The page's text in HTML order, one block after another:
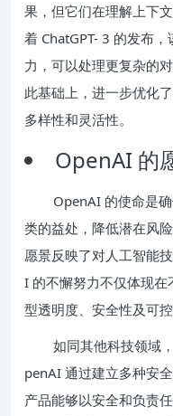
果，但它们在理解上下
着 ChatGPT- 3 的发布
力，可以处理更复杂的
此基础上，进一步优化
多样性和灵活性。
OpenAI 的
OpenAI 的使命是
类的益处，降低潜在风
愿景反映了对人工智能
I 的不懈努力不仅体现
型透明度、安全性及可
如同其他科技领域
penAI 通过建立多种安
产品能够以安全和负责